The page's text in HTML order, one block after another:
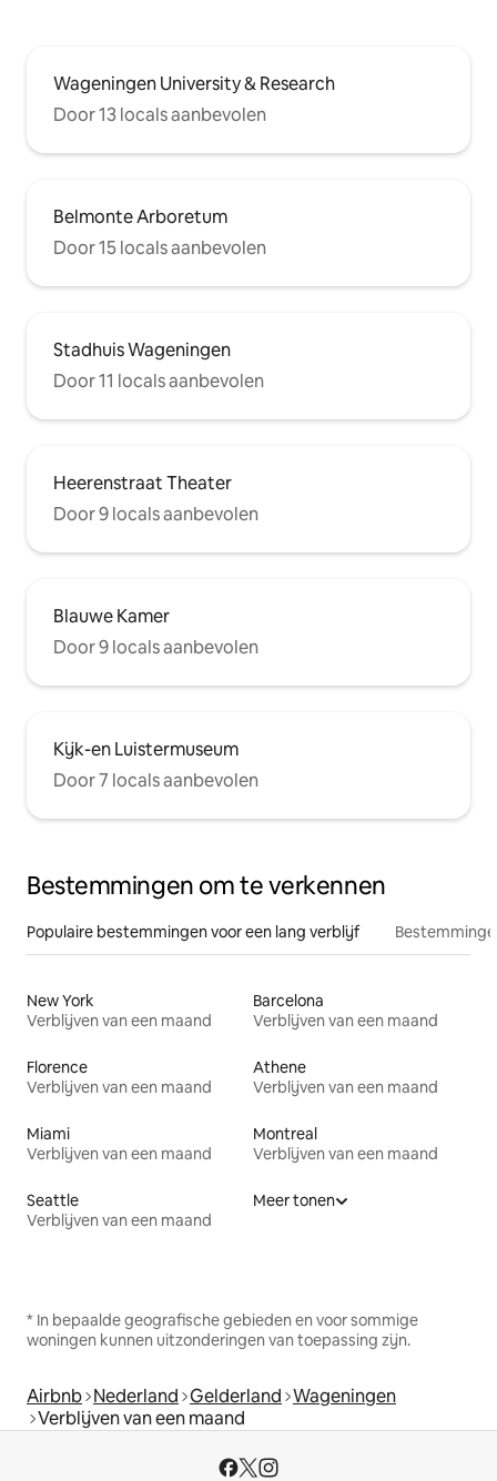
Wageningen University & Research
Door 13 locals aanbevolen
Belmonte Arboretum
Door 15 locals aanbevolen
Stadhuis Wageningen
Door 11 locals aanbevolen
Heerenstraat Theater
Door 9 locals aanbevolen
Blauwe Kamer
Door 9 locals aanbevolen
Kijk-en Luistermuseum
Door 7 locals aanbevolen
Bestemmingen om te verkennen
Populaire bestemmingen voor een lang verblijf
New York
Verblijven van een maand
Barcelona
Verblijven van een maand
Florence
Verblijven van een maand
Athene
Verblijven van een maand
Miami
Verblijven van een maand
Montreal
Verblijven van een maand
Seattle
Verblijven van een maand
Meer tonen
* In bepaalde geografische gebieden en voor sommige
woningen kunnen uitzonderingen van toepassing zijn.
Airbnb Nederland Gelderland Wageningen
Verblijven van een maand